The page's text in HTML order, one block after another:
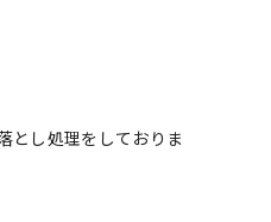
とし処理をしておりま